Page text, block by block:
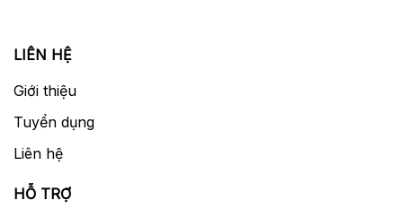
LIÊN HỆ
Giới thiệu
Tuyển dụng
Liên hệ
HỖ TRỢ